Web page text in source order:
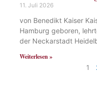
11. Juli 2026
von Benedikt Kaiser
Hamburg geboren,
der Neckarstadt
Weiterlesen »
1